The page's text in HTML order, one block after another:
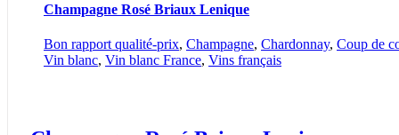
Champagne Rosé Briaux Lenique
Bon rapport qualité-prix, Champagne, Chardonnay, Coup de
Vin blanc, Vin blanc France, Vins français